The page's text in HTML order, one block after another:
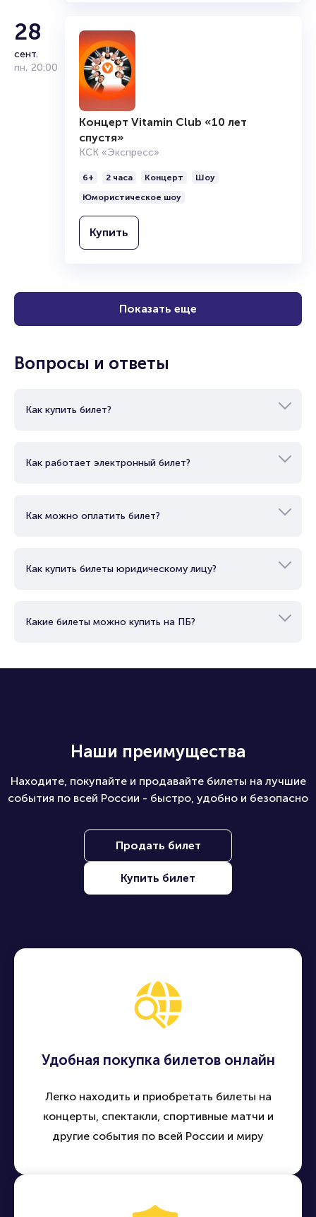
28
сент.
пн, 20:00
Концерт Vitamin Club «10 лет
спустя»
КСК «Экспресс»
6+ 2 часа Концерт
Шоу
Юмористическое шоу
Купить
Показать еще
Вопросы и ответы
Как купить билет?
Как работает электронный билет?
Как можно оплатить билет?
Как купить билеты юридическому лицу?
Какие билеты можно купить на ПБ?
Наши преимущества
Находите, покупайте и продавайте билеты на лучшие
события по всей России - быстро, удобно и безопасно
Продать билет
Купить билет
Удобная покупка билетов онлайн
Легко находить и приобретать билеты на
концерты, спектакли, спортивные матчи и
другие события по всей России и миру